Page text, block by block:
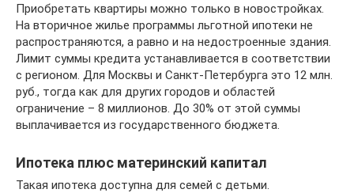
Приобретать квартиры можно только в новостройках.
На вторичное жилье программы льготной ипотеки не
распространяются, а равно и на недостроенные здания.
Лимит суммы кредита устанавливается в соответствии
с регионом. Для Москвы и Санкт-Петербурга это 12 млн.
руб., тогда как для других городов и областей
ограничение – 8 миллионов. До 30% от этой суммы
выплачивается из государственного бюджета.
Ипотека плюс материнский капитал
Такая ипотека доступна для семей с детьми.